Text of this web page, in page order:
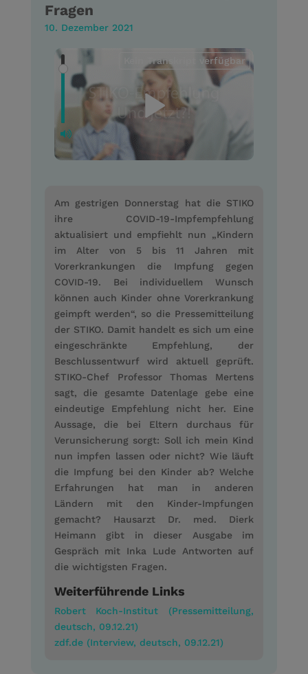
Fragen
10. Dezember 2021
Kein Transkript verfügbar
Am gestrigen Donnerstag hat die STIKO
ihre COVID-19-Impfempfehlung
aktualisiert und empfiehlt nun „Kindern
im Alter von 5 bis 11 Jahren mit
Vorerkrankungen die Impfung gegen
COVID-19. Bei individuellem Wunsch
können auch Kinder ohne Vorerkrankung
geimpft werden“, so die Pressemitteilung
der STIKO. Damit handelt es sich um eine
eingeschränkte Empfehlung, der
Beschlussentwurf wird aktuell geprüft.
STIKO-Chef Professor Thomas Mertens
sagt, die gesamte Datenlage gebe eine
eindeutige Empfehlung nicht her. Eine
Aussage, die bei Eltern durchaus für
Verunsicherung sorgt: Soll ich mein Kind
nun impfen lassen oder nicht? Wie läuft
die Impfung bei den Kinder ab? Welche
Erfahrungen hat man in anderen
Ländern mit den Kinder-Impfungen
gemacht? Hausarzt Dr. med. Dierk
Heimann gibt in dieser Ausgabe im
Gespräch mit Inka Lude Antworten auf
die wichtigsten Fragen.
Weiterführende Links
Robert Koch-Institut (Pressemitteilung,
deutsch, 09.12.21)
zdf.de (Interview, deutsch, 09.12.21)